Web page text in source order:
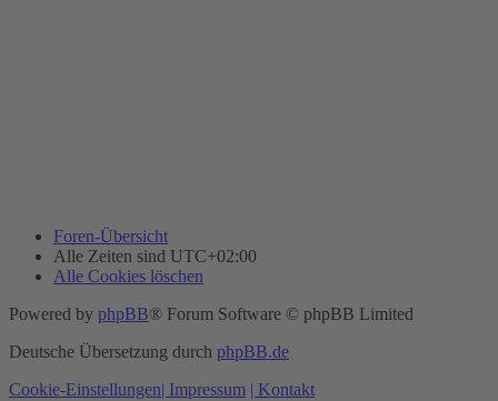
Foren-Übersicht
Alle Zeiten sind UTC+02:00
Alle Cookies löschen
Powered by phpBB® Forum Software © phpBB Limited
Deutsche Übersetzung durch phpBB.de
Cookie-Einstellungen| Impressum | Kontakt